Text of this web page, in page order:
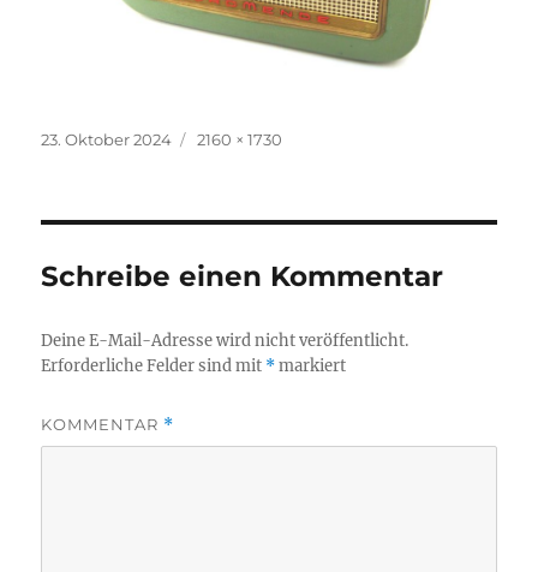
Veröffentlicht
23. Oktober 2024
Volle
2160 × 1730
Schreibe einen Kommentar
Deine E-Mail-Adresse wird nicht veröffentlicht.
Erforderliche Felder sind mit *markiert
KOMMENTAR *